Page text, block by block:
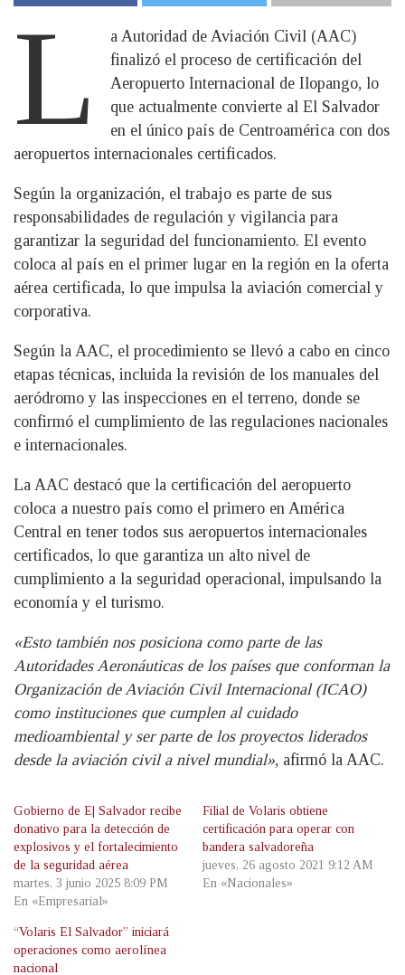
L
a Autoridad de Aviación Civil (AAC)
finalizó el proceso de certificación del
Aeropuerto Internacional de Ilopango, lo
que actualmente convierte al El Salvador
en el único país de Centroamérica con dos
aeropuertos internacionales certificados.
Según la organización, el trabajo es parte de sus
responsabilidades de regulación y vigilancia para
garantizar la seguridad del funcionamiento. El evento
coloca al país en el primer lugar en la región en la oferta
aérea certificada, lo que impulsa la aviación comercial y
corporativa.
Según la AAC, el procedimiento se llevó a cabo en cinco
etapas técnicas, incluida la revisión de los manuales del
aeródromo y las inspecciones en el terreno, donde se
confirmó el cumplimiento de las regulaciones nacionales
e internacionales.
La AAC destacó que la certificación del aeropuerto
coloca a nuestro país como el primero en América
Central en tener todos sus aeropuertos internacionales
certificados, lo que garantiza un alto nivel de
cumplimiento a la seguridad operacional, impulsando la
economía y el turismo.
«Esto también nos posiciona como parte de las
Autoridades Aeronáuticas de los países que conforman la
Organización de Aviación Civil Internacional (ICAO)
como instituciones que cumplen al cuidado
medioambiental y ser parte de los proyectos liderados
desde la aviación civil a nivel mundial», afirmó la AAC.
Gobierno de E| Salvador recibe
donativo para la detección de
explosivos y el fortalecimiento
de la seguridad aérea
martes, 3 junio 2025 8:09 PM
En «Empresarial»
Filial de Volaris obtiene
certificación para operar con
bandera salvadoreña
jueves, 26 agosto 2021 9:12 AM
En «Nacionales»
“Volaris El Salvador” iniciará
operaciones como aerolínea
nacional